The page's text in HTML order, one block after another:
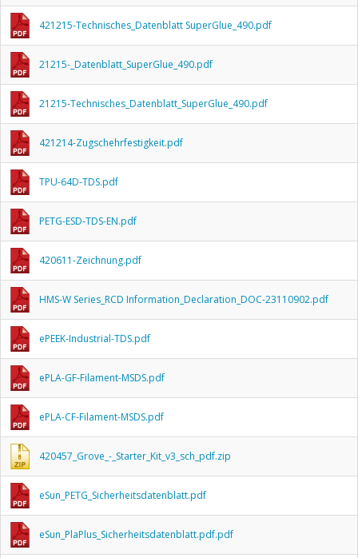
421215-Technisches_Datenblatt SuperGlue_490.pdf
21215-_Datenblatt_SuperGlue_490.pdf
21215-Technisches_Datenblatt_SuperGlue_490.pdf
421214-Zugschehrfestigkeit.pdf
TPU-64D-TDS.pdf
PETG-ESD-TDS-EN.pdf
420611-Zeichnung.pdf
HMS-W Series_RCD Information_Declaration_DOC-23110902.pdf
ePEEK-Industrial-TDS.pdf
ePLA-GF-Filament-MSDS.pdf
ePLA-CF-Filament-MSDS.pdf
420457_Grove_-_Starter_Kit_v3_sch_pdf.zip
eSun_PETG_Sicherheitsdatenblatt.pdf
eSun_PlaPlus_Sicherheitsdatenblatt.pdf.pdf